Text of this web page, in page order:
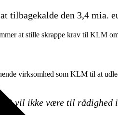
tilbagekalde den 3,4 mia.
at stille skrappe krav til KLM
virksomhed som KLM til at
vil ikke være til rådighed i